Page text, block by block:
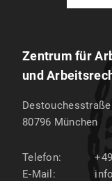
Zentrum für
und
80796 München
Telefon:
E-Mail: